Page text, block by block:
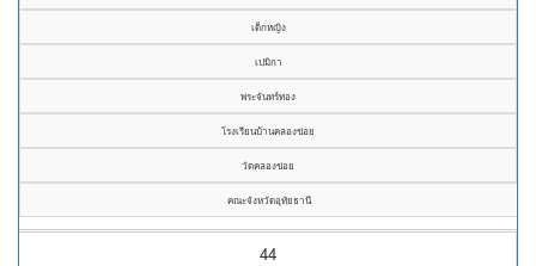
เด็กหญิง
เปมิกา
พระจันทร์ทอง
โรงเรียนบ้านคลองข่อย
วัดคลองข่อย
คณะจังหวัดอุทัยธานี
44